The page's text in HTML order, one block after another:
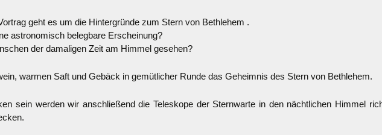
geht es um die Hintergründe zum Stern von Bethlehem .
astronomisch belegbare Erscheinung?
der damaligen Zeit am Himmel gesehen?
warmen Saft und Gebäck in gemütlicher Runde das Geheimnis des Stern von Bethlehem.
sein werden wir anschließend die Teleskope der Sternwarte in den nächtlichen Himmel